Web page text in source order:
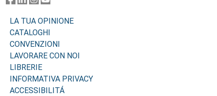
LA TUA OPINIONE
CATALOGHI
CONVENZIONI
LAVORARE CON NOI
LIBRERIE
INFORMATIVA PRIVACY
ACCESSIBILITÁ